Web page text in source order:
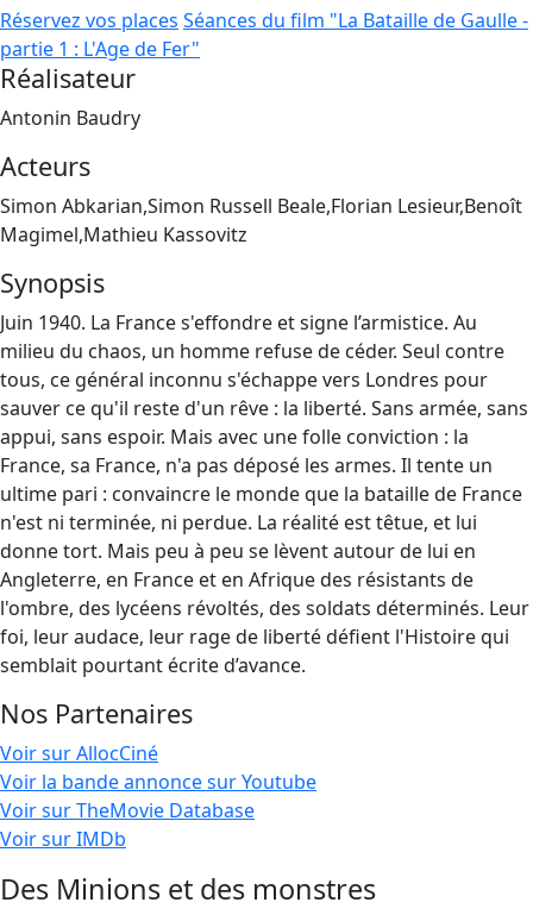
Réservez vos places Séances du film "La Bataille de Gaulle -
partie 1 : L'Age de Fer"
Réalisateur
Antonin Baudry
Acteurs
Simon Abkarian,Simon Russell Beale,Florian Lesieur,Benoît
Magimel,Mathieu Kassovitz
Synopsis
Juin 1940. La France s'effondre et signe l’armistice. Au
milieu du chaos, un homme refuse de céder. Seul contre
tous, ce général inconnu s'échappe vers Londres pour
sauver ce qu'il reste d'un rêve : la liberté. Sans armée, sans
appui, sans espoir. Mais avec une folle conviction : la
France, sa France, n'a pas déposé les armes. Il tente un
ultime pari : convaincre le monde que la bataille de France
n'est ni terminée, ni perdue. La réalité est têtue, et lui
donne tort. Mais peu à peu se lèvent autour de lui en
Angleterre, en France et en Afrique des résistants de
l'ombre, des lycéens révoltés, des soldats déterminés. Leur
foi, leur audace, leur rage de liberté défient l'Histoire qui
semblait pourtant écrite d’avance.
Nos Partenaires
Voir sur AllocCiné
Voir la bande annonce sur Youtube
Voir sur TheMovie Database
Voir sur IMDb
Des Minions et des monstres